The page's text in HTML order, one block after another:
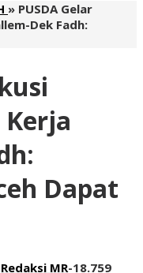
» PUSDA Gelar
Dek Fadh:
Dapat
Redaksi MR-18.759